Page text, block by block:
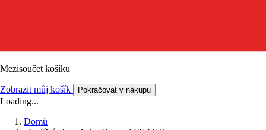
Mezisoučet košíku
Zobrazit můj košík Pokračovat v nákupu
Loading...
Domů